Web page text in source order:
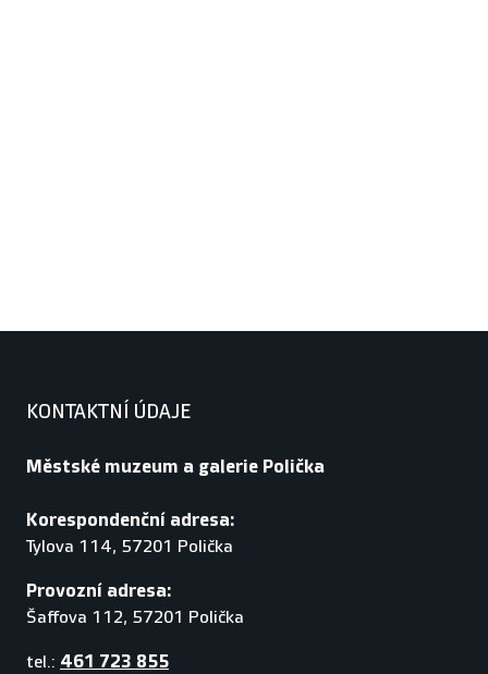
KONTAKTNÍ ÚDAJE
Městské muzeum a galerie Polička
Korespondenční adresa:
Tylova 114, 57201 Polička
Provozní adresa:
Šaffova 112, 57201 Polička
tel.: 461 723 855